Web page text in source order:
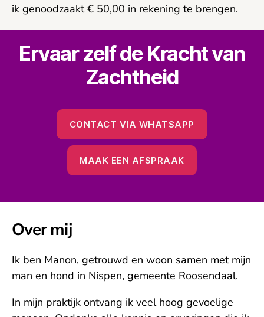
ik genoodzaakt € 50,00 in rekening te brengen.
Ervaar zelf de Kracht van
Zachtheid
CONTACT VIA WHATSAPP
MAAK EEN AFSPRAAK
Over mij
Ik ben Manon, getrouwd en woon samen met mijn
man en hond in Nispen, gemeente Roosendaal.
In mijn praktijk ontvang ik veel hoog gevoelige